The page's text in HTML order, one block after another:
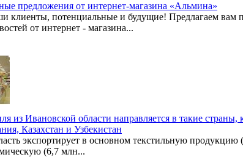
предложения от интернет-магазина «Альмина»
клиенты, потенциальные и будущие! Предлагаем вам
от интернет - магазина...
из Ивановской области направляется в такие страны,
Казахстан и Узбекистан
экспортирует в основном текстильную продукцию
(6,7 млн...